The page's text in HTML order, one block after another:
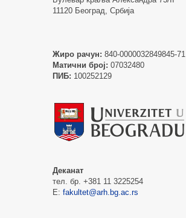
11120 Београд, Србија
Жиро рачун: 840-0000032849845-71
Матични број: 07032480
ПИБ: 100252129
Деканат
тел. бр. +381 11 3225254
Е: fakultet@arh.bg.ac.rs